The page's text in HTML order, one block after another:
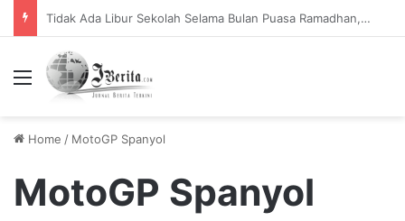
Fitur Baru Adobe Photoshop: Editing Bersama secara Online dari Komputer Berbeda
Menu
Home / MotoGP Spanyol
MotoGP Spanyol